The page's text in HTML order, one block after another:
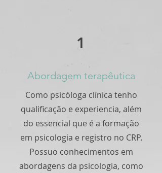
1
Abordagem terapêutica
Como psicóloga clínica tenho
qualificação e experiencia, além
do essencial que é a formação
em psicologia e registro no CRP.
Possuo conhecimentos em
abordagens da psicologia, como